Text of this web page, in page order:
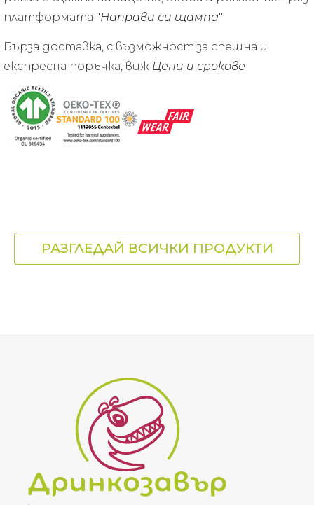
платформата "Направи си щампа"
Бърза доставка, с възможност за спешна и
експресна поръчка, виж Цени и срокове
РАЗГЛЕДАЙ ВСИЧКИ ПРОДУКТИ